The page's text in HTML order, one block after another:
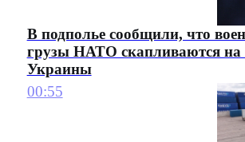
В подполье сообщили, что
грузы НАТО скапливаются на
Украины
00:55